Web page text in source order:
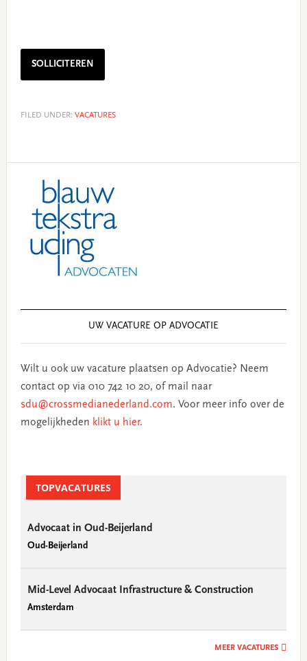
SOLLICITEREN
FILED UNDER: VACATURES
Sidebar
UW VACATURE OP ADVOCATIE
Wilt u ook uw vacature plaatsen op Advocatie? Neem
contact op via 010 742 10 20, of mail naar
sdu@crossmedianederland.com. Voor meer info over de
mogelijkheden klikt u hier.
TOPVACATURES
Advocaat in Oud-Beijerland
Oud-Beijerland
Mid-Level Advocaat Infrastructure & Construction
Amsterdam
MEER VACATURES